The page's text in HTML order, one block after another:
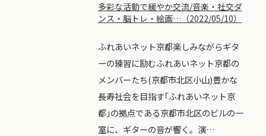
多彩な活動で緩やか交流/音楽・社交ダ
ンス・脳トレ・絵画…（2022/05/10）
ふれあいネット京都楽しみながらギタ
ーの練習に励むふれあいネット京都の
メンバーたち(京都市北区小山)豊かな
長寿社会を目指す｢ふれあいネット京
都｣の拠点である京都市北区のビルの一
室に、ギターの音が響く。演…